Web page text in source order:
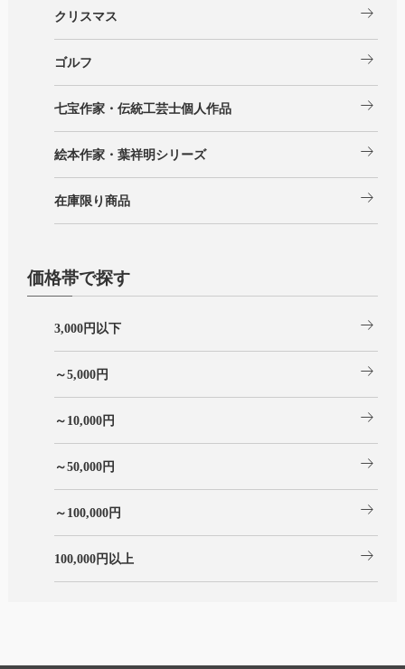
クリスマス arrow_right_alt
ゴルフ arrow_right_alt
七宝作家・伝統工芸士個人作品 arrow_right_alt
絵本作家・葉祥明シリーズ arrow_right_alt
在庫限り商品 arrow_right_alt
価格帯で探す
3,000円以下 arrow_right_alt
～5,000円 arrow_right_alt
～10,000円 arrow_right_alt
～50,000円 arrow_right_alt
～100,000円 arrow_right_alt
100,000円以上 arrow_right_alt